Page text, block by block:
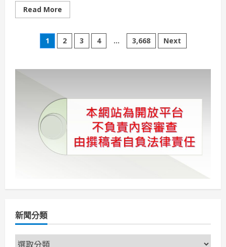
Read More
more
價
持
續
學
消
18
個
幸
住
加
文
章
頁
1 2 3 4 ... 3,668 Next
新聞分類
新